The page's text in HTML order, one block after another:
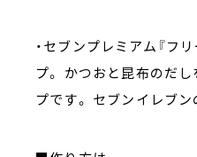
・セブンプレミアム『
プ。 かつおと昆布のだ
プです。 セブンイレブ